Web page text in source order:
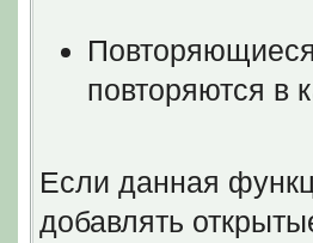
повторяются в
Если данная
добавлять